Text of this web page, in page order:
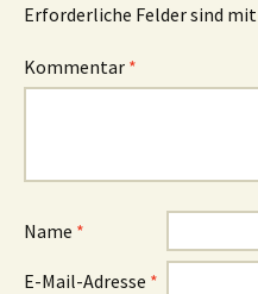
Erforderliche Felder sind mit
Kommentar *
Name *
E-Mail-Adresse *